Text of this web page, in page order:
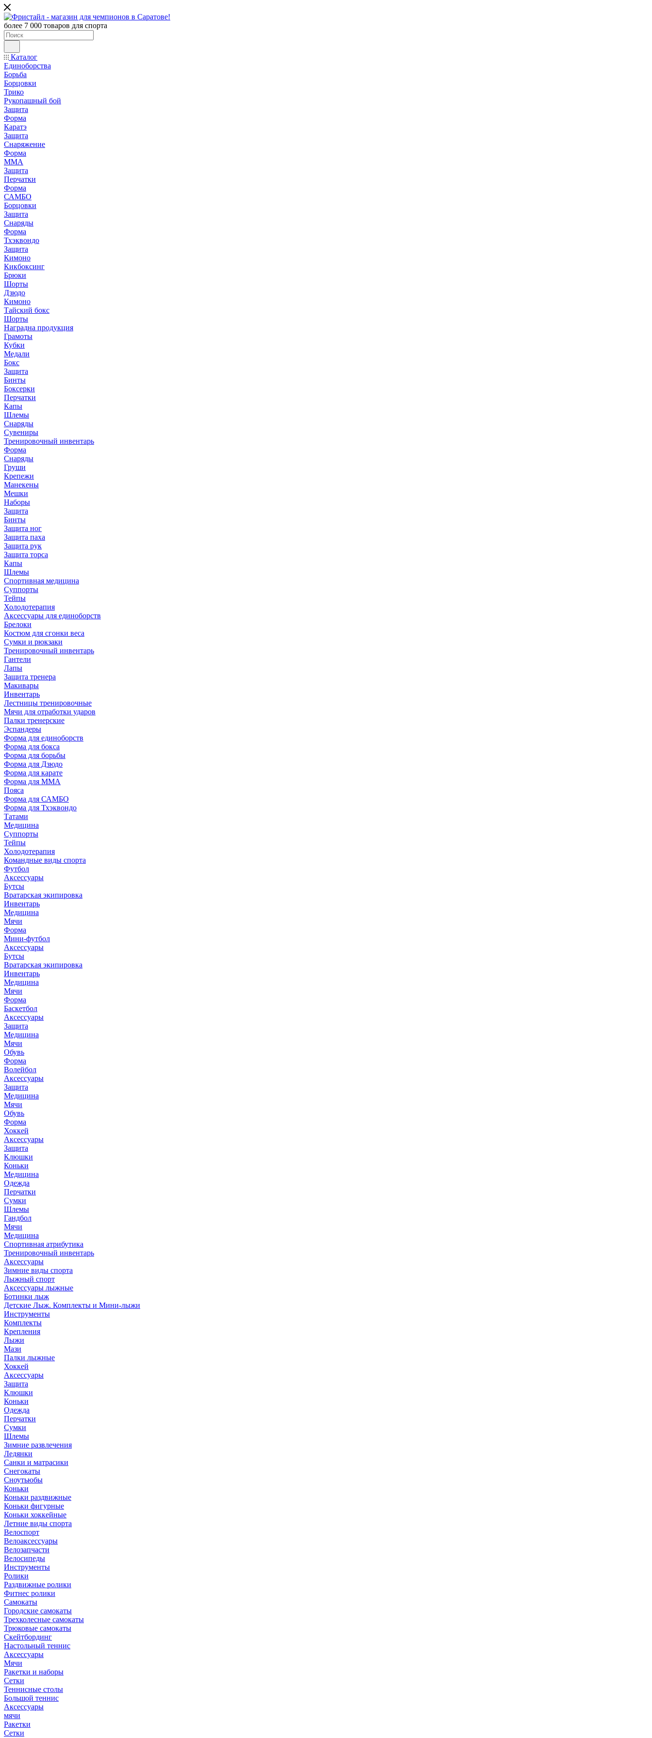
более 7 000 товаров для спорта
Каталог
Единоборства
Борьба
Борцовки
Трико
Рукопашный бой
Защита
Форма
Каратэ
Защита
Снаряжение
Форма
ММА
Защита
Перчатки
Форма
САМБО
Борцовки
Защита
Снаряды
Форма
Тхэквондо
Защита
Кимоно
Кикбоксинг
Брюки
Шорты
Дзюдо
Кимоно
Тайский бокс
Шорты
Наградна продукция
Грамоты
Кубки
Медали
Бокс
Защита
Бинты
Боксерки
Перчатки
Капы
Шлемы
Снаряды
Сувениры
Тренировочный инвентарь
Форма
Снаряды
Груши
Крепежи
Манекены
Мешки
Наборы
Защита
Бинты
Защита ног
Защита паха
Защита рук
Защита торса
Капы
Шлемы
Спортивная медицина
Суппорты
Тейпы
Холодотерапия
Аксессуары для единоборств
Брелоки
Костюм для сгонки веса
Сумки и рюкзаки
Тренировочный инвентарь
Гантели
Лапы
Защита тренера
Макивары
Инвентарь
Лестницы тренировочные
Мячи для отработки ударов
Палки тренерские
Эспандеры
Форма для единоборств
Форма для бокса
Форма для борьбы
Форма для Дзюдо
Форма для карате
Форма для MMA
Пояса
Форма для САМБО
Форма для Тхэквондо
Татами
Медицина
Суппорты
Тейпы
Холодотерапия
Командные виды спорта
Футбол
Аксессуары
Бутсы
Вратарская экипировка
Инвентарь
Медицина
Мячи
Форма
Мини-футбол
Аксессуары
Бутсы
Вратарская экипировка
Инвентарь
Медицина
Мячи
Форма
Баскетбол
Аксессуары
Защита
Медицина
Мячи
Обувь
Форма
Волейбол
Аксессуары
Защита
Медицина
Мячи
Обувь
Форма
Хоккей
Аксессуары
Защита
Клюшки
Коньки
Медицина
Одежда
Перчатки
Сумки
Шлемы
Гандбол
Мячи
Медицина
Спортивная атрибутика
Тренировочный инвентарь
Аксессуары
Зимние виды спорта
Лыжный спорт
Аксессуары лыжные
Ботинки лыж
Детские Лыж. Комплекты и Мини-лыжи
Инструменты
Комплекты
Крепления
Лыжи
Мази
Палки лыжные
Хоккей
Аксессуары
Защита
Клюшки
Коньки
Одежда
Перчатки
Сумки
Шлемы
Зимние развлечения
Ледянки
Санки и матрасики
Снегокаты
Сноутьюбы
Коньки
Коньки раздвижные
Коньки фигурные
Коньки хоккейные
Летние виды спорта
Велоспорт
Велоаксессуары
Велозапчасти
Велосипеды
Инструменты
Ролики
Раздвижные ролики
Фитнес ролики
Самокаты
Городские самокаты
Трехколесные самокаты
Трюковые самокаты
Скейтбординг
Настольный теннис
Аксессуары
Мячи
Ракетки и наборы
Сетки
Теннисные столы
Большой теннис
Аксессуары
мячи
Ракетки
Сетки